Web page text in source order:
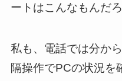
ートはこんなもんだ
私も、電話では分か
隔操作でPCの状況を